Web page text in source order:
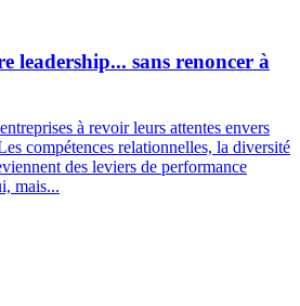
leadership... sans renoncer à
à revoir leurs attentes envers
compétences relationnelles, la diversité
des leviers de performance
mais...